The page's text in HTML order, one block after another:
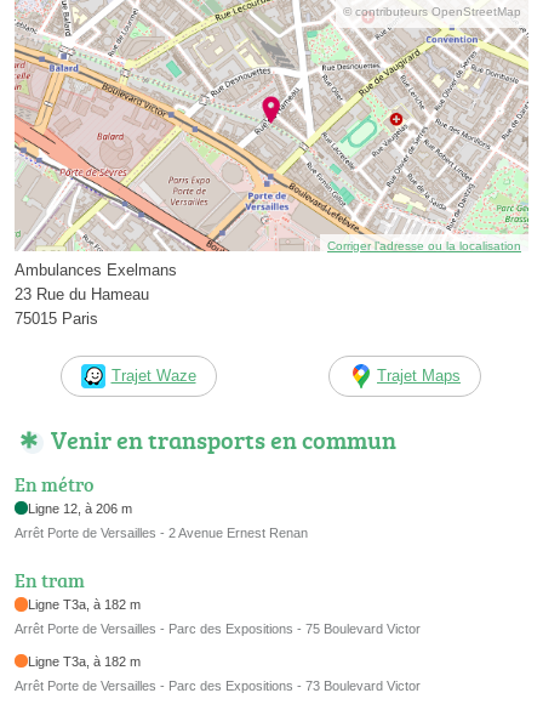
© contributeurs OpenStreetMap
Corriger l’adresse ou la localisation
Ambulances Exelmans
23 Rue du Hameau
75015 Paris
Trajet Waze Trajet Maps
Venir en transports en commun
En métro
Ligne 12, à 206 m
Arrêt Porte de Versailles - 2 Avenue Ernest Renan
En tram
Ligne T3a, à 182 m
Arrêt Porte de Versailles - Parc des Expositions - 75 Boulevard Victor
Ligne T3a, à 182 m
Arrêt Porte de Versailles - Parc des Expositions - 73 Boulevard Victor